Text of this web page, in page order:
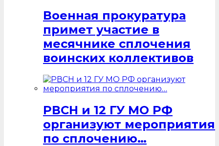
Военная прокуратура
примет участие в
месячнике сплочения
воинских коллективов
РВСН и 12 ГУ МО РФ
организуют мероприятия
по сплочению…